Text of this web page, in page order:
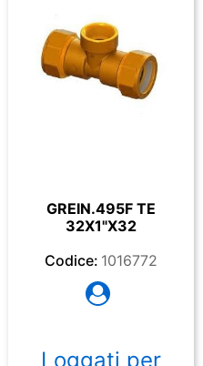
GREIN.495F TE
32X1"X32
Codice: 1016772
Loggati per